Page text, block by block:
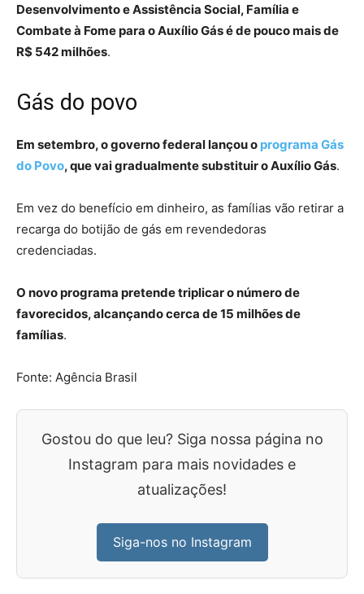
Desenvolvimento e Assistência Social, Família e
Combate à Fome para o Auxílio Gás é de pouco mais de
R$ 542 milhões.
Gás do povo
Em setembro, o governo federal lançou o programa Gás
do Povo, que vai gradualmente substituir o Auxílio Gás.
Em vez do benefício em dinheiro, as famílias vão retirar a
recarga do botijão de gás em revendedoras
credenciadas.
O novo programa pretende triplicar o número de
favorecidos, alcançando cerca de 15 milhões de
famílias.
Fonte: Agência Brasil
Gostou do que leu? Siga nossa página no
Instagram para mais novidades e
atualizações!
Siga-nos no Instagram